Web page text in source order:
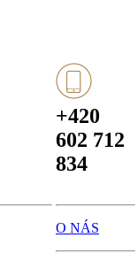
+420
602 712
834
O NÁS